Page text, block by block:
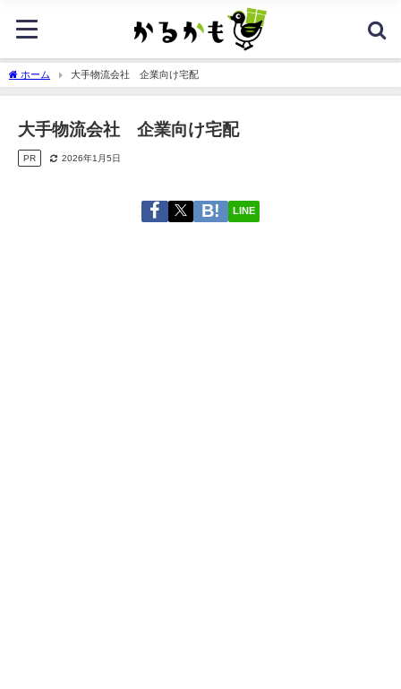
ホーム 大手物流会社 企業向け宅配
大手物流会社 企業向け宅配
PR 2026年1月5日
LINE